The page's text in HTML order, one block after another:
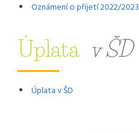
Oznámení o přijetí 2022/2023
Úplata v ŠD
Úplata v ŠD